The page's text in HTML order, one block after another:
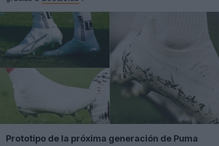
Prototipo de la próxima generación de Puma